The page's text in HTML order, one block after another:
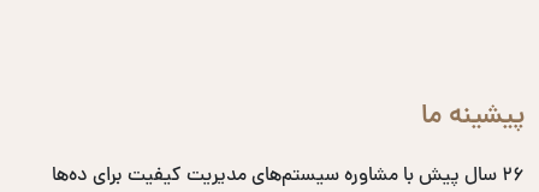
پیشینه ما
۲۶ سال پیش با مشاوره سیستم‌های مدیریت کیفیت برای ده‌ها